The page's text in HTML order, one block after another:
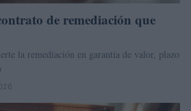
de remediación que
la remediación en garantía de valor, plazo